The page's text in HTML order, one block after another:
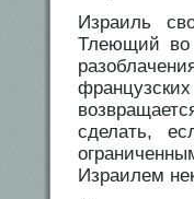
Израиль
Тлеющий во
сделать,
Израилем